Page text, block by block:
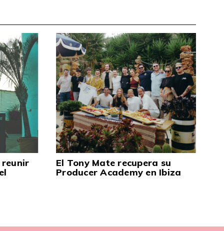
reunir
El Tony Mate recupera su
Producer Academy en Ibiza